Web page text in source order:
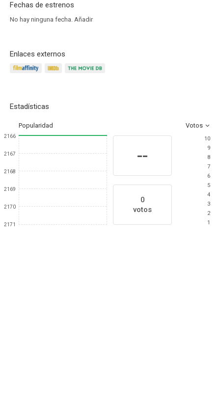
Fechas de estrenos
No hay ninguna fecha. Añadir
Enlaces externos
Estadísticas
Popularidad Votos
2166
2167
2168
2169
2170
2171
--
0
votos
10
9
8
7
6
5
4
3
2
1